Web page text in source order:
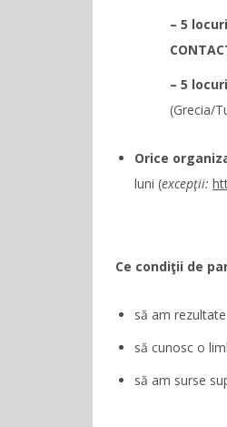
– 5 locuri
– 5 locuri
(Grecia/
Orice
luni (excepţii:
Ce condiţii de
să am
să cunosc o
să am surse